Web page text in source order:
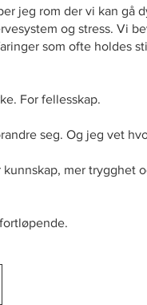
jeg rom der vi kan gå
og stress. Vi
som ofte holdes
For fellesskap.
seg. Og jeg vet
mer trygghet